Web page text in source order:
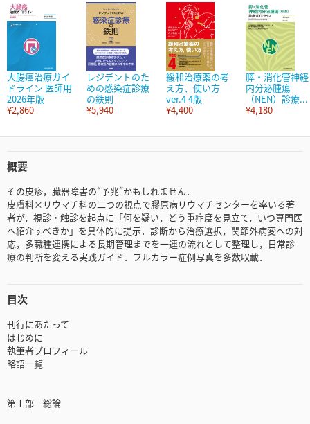
大腸癌治療ガイ
ドライン 医師用
2026年版
¥2,860
レジデントのた
めの感染症診療
の鉄則
¥5,940
緩和治療薬の考
え方、使い方
ver.4 4版
¥4,400
膵・消化管神経
内分泌腫瘍
（NEN）診療...
¥4,180
概要
その皮疹，臓器障害の“予兆”かもしれません．
皮膚科×リウマチ科の二つの視点で膠原病リウマチセンターを率いる著
者が，視診・触診を起点に「何を疑い，どう重症度を見立て，いつ専門医
へ紹介すべきか」を具体的に提示．診断から治療選択，関節外病変への対
応，多職種連携による長期管理までを一連の流れとして整理し，日常診
療の判断を変える実践ガイド．フルカラー症例写真を多数収載．
目次
刊行にあたって
はじめに
執筆者プロフィール
略語一覧
第Ⅰ部 総論